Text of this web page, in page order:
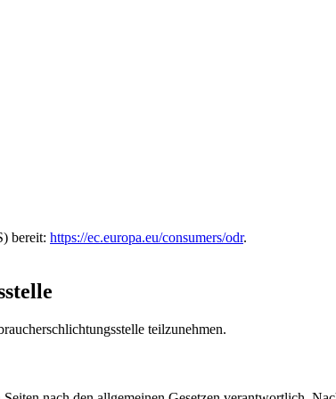
bereit: https://ec.europa.eu/consumers/odr.
teilzunehmen.